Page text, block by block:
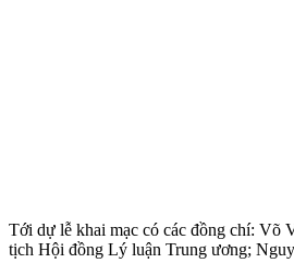
Tới dự lễ khai mạc có các đồng chí:
tịch Hội đồng Lý luận Trung ương;